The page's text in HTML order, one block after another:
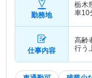
勤務地
栃木
車10
仕事内容
高齢
行う